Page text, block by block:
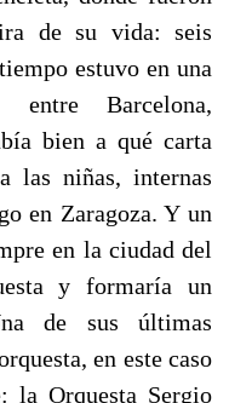
de su vida: seis
estuvo en una
entre Barcelona,
bien a qué carta
las niñas, internas
en Zaragoza. Y un
en la ciudad del
y formaría un
de sus últimas
en este caso
la Orquesta Sergio